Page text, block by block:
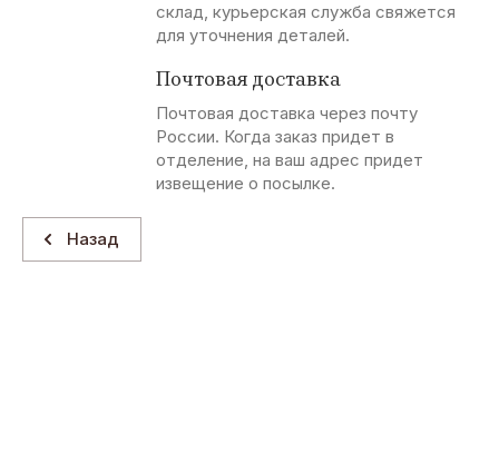
склад, курьерская служба свяжется
для уточнения деталей.
Почтовая доставка
Почтовая доставка через почту
России. Когда заказ придет в
отделение, на ваш адрес придет
извещение о посылке.
Назад